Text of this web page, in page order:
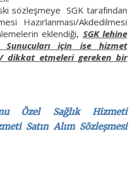
sözleşmeye SGK tarafından
Hazırlanması/Akdedilmesi
eklendiği, SGK lehine
Sunucuları için ise hizmet
dikkat etmeleri gereken bir
Özel Sağlık Hizmeti
Satın Alım Sözleşmesi